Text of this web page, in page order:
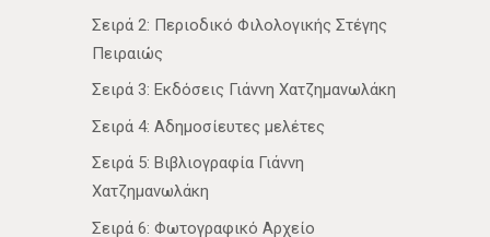
Σειρά 2: Περιοδικό Φιλολογικής Στέγης
Πειραιώς
Σειρά 3: Εκδόσεις Γιάννη Χατζημανωλάκη
Σειρά 4: Αδημοσίευτες μελέτες
Σειρά 5: Βιβλιογραφία Γιάννη
Χατζημανωλάκη
Σειρά 6: Φωτογραφικό Αρχείο